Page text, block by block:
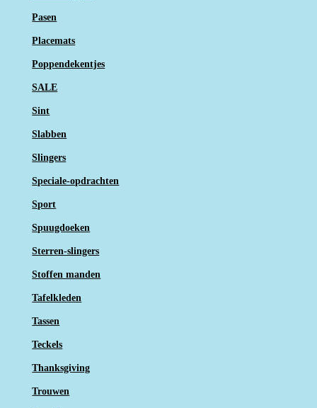
Pasen
Placemats
Poppendekentjes
SALE
Sint
Slabben
Slingers
Speciale-opdrachten
Sport
Spuugdoeken
Sterren-slingers
Stoffen manden
Tafelkleden
Tassen
Teckels
Thanksgiving
Trouwen